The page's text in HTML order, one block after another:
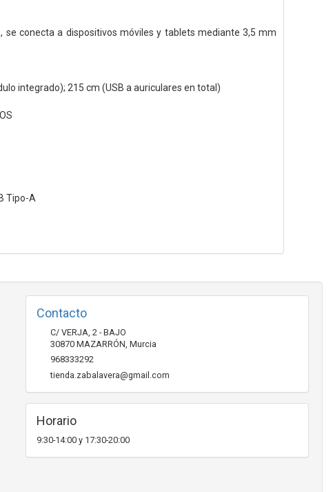
se conecta a dispositivos móviles y tablets mediante 3,5 mm
integrado); 215 cm (USB a auriculares en total)
Tipo-A
Contacto
C/ VERJA, 2 - BAJO
30870 MAZARRÓN, Murcia
968333292
tienda.zabalavera@gmail.com
Horario
9:30-14:00 y 17:30-20:00